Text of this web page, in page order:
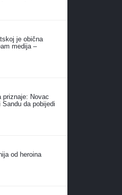
je obična
medija –
priznaje: Novac
da pobijedi
od heroina